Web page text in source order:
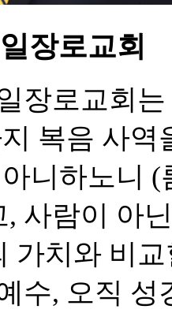
장로교회
장로교회
복음 사
니하노니
, 사람이 아
가치와 비
수, 오직